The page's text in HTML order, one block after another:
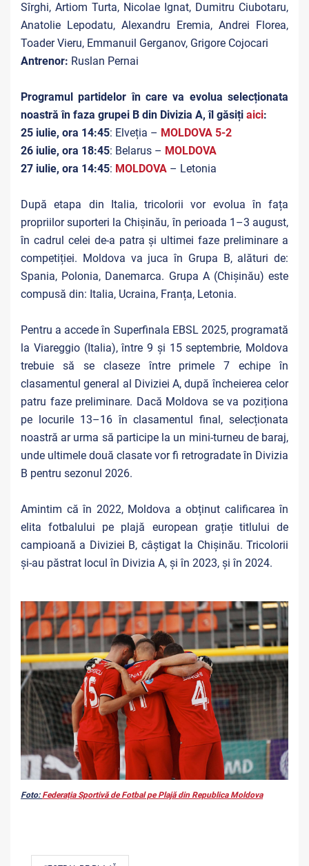
Sîrghi, Artiom Turta, Nicolae Ignat, Dumitru Ciubotaru,
Anatolie Lepodatu, Alexandru Eremia, Andrei Florea,
Toader Vieru, Emmanuil Gerganov, Grigore Cojocari
Antrenor: Ruslan Pernai
Programul partidelor în care va evolua selecționata
noastră în faza grupei B din Divizia A, îl găsiți aici:
25 iulie, ora 14:45: Elveția – MOLDOVA 5-2
26 iulie, ora 18:45: Belarus – MOLDOVA
27 iulie, ora 14:45: MOLDOVA – Letonia
După etapa din Italia, tricolorii vor evolua în fața
propriilor suporteri la Chișinău, în perioada 1–3 august,
în cadrul celei de-a patra și ultimei faze preliminare a
competiției. Moldova va juca în Grupa B, alături de:
Spania, Polonia, Danemarca. Grupa A (Chișinău) este
compusă din: Italia, Ucraina, Franța, Letonia.
Pentru a accede în Superfinala EBSL 2025, programată
la Viareggio (Italia), între 9 și 15 septembrie, Moldova
trebuie să se claseze între primele 7 echipe în
clasamentul general al Diviziei A, după încheierea celor
patru faze preliminare. Dacă Moldova se va poziționa
pe locurile 13–16 în clasamentul final, selecționata
noastră ar urma să participe la un mini-turneu de baraj,
unde ultimele două clasate vor fi retrogradate în Divizia
B pentru sezonul 2026.
Amintim că în 2022, Moldova a obținut calificarea în
elita fotbalului pe plajă european grație titlului de
campioană a Diviziei B, câștigat la Chișinău. Tricolorii
și-au păstrat locul în Divizia A, și în 2023, și în 2024.
Foto: Federația Sportivă de Fotbal pe Plajă din Republica Moldova